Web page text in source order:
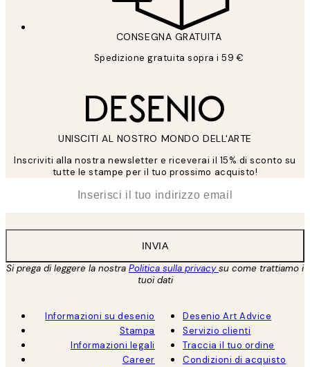
CONSEGNA GRATUITA
Spedizione gratuita sopra i 59 €
UNISCITI AL NOSTRO MONDO DELL'ARTE
Inscriviti alla nostra newsletter e riceverai il 15% di sconto su
tutte le stampe per il tuo prossimo acquisto!
INVIA
Si prega di leggere la nostra Politica sulla privacysu come trattiamo i
tuoi dati
Informazioni su desenio
Stampa
Informazioni legali
Career
Desenio Art Advice
Servizio clienti
Traccia il tuo ordine
Condizioni di acquisto